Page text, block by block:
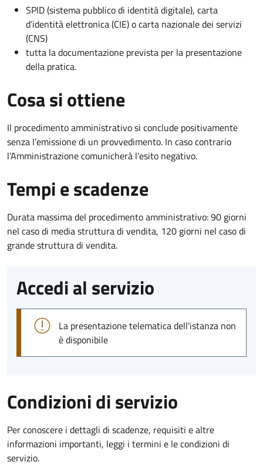
SPID (sistema pubblico di identità digitale), carta
d’identità elettronica (CIE) o carta nazionale dei servizi
(CNS)
tutta la documentazione prevista per la presentazione
della pratica.
Cosa si ottiene
Il procedimento amministrativo si conclude positivamente
senza l’emissione di un provvedimento. In caso contrario
l’Amministrazione comunicherà l’esito negativo.
Tempi e scadenze
Durata massima del procedimento amministrativo: 90 giorni
nel caso di media struttura di vendita, 120 giorni nel caso di
grande struttura di vendita.
Accedi al servizio
La presentazione telematica dell'istanza non
è disponibile
Condizioni di servizio
Per conoscere i dettagli di scadenze, requisiti e altre
informazioni importanti, leggi i termini e le condizioni di
servizio.